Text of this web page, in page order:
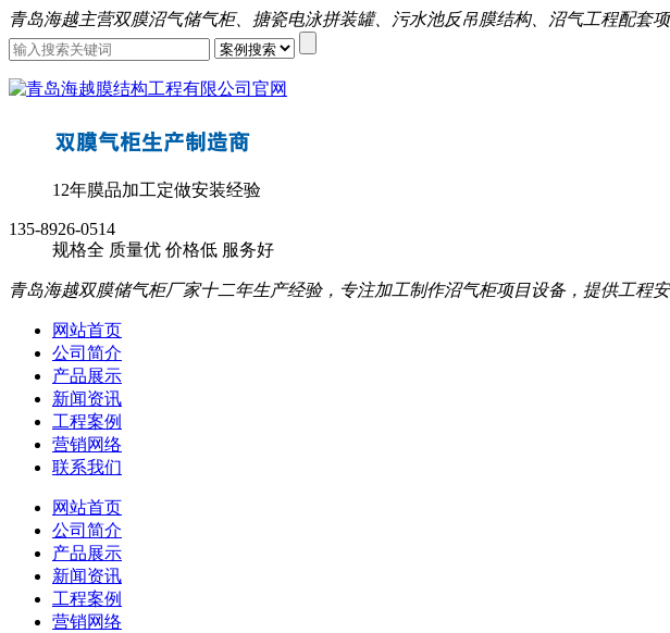
青岛海越主营双膜沼气储气柜、搪瓷电泳拼装罐、污水池反吊膜结构、沼气工程配套
12年膜品加工定做安装经验
135-8926-0514
规格全 质量优 价格低 服务好
青岛海越双膜储气柜厂家十二年生产经验，专注加工制作沼气柜项目设备，提供工程
网站首页
公司简介
产品展示
新闻资讯
工程案例
营销网络
联系我们
网站首页
公司简介
产品展示
新闻资讯
工程案例
营销网络